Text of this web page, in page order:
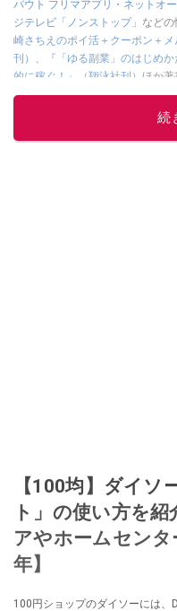
バウト フリマアプリ・ネットオ
ジテレビ「ノンストップ」 などの
崎さちえのポイ活＋クーポン＋
刊）
『「ゆる副業」のはじめ
的に稼ぐ！』（翔泳社刊） ほか著
ぜ日記」。
■経歴：2003年、夫が子育てを続
【100均】ダイソ
ト」の使い方を
アやホームセン
年】
100円ショップのダイソーには、